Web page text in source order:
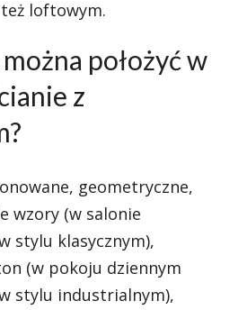
loftowym.
położyć w
z
geometryczne,
wzory (w salonie
stylu klasycznym),
(w pokoju dziennym
stylu industrialnym),